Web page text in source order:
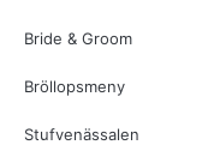
Bride & Groom
Bröllopsmeny
Stufvenässalen